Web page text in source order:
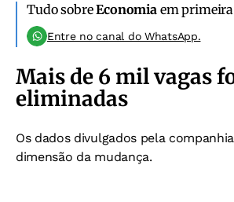
Tudo sobreEconomia em
Entre no canal do WhatsApp.
Mais de 6 mil vagas
eliminadas
Os dados divulgados pela
dimensão da mudança.